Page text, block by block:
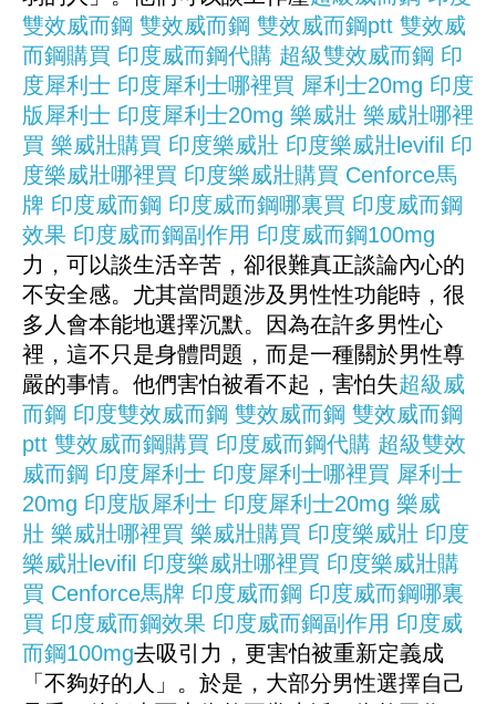
雙效威而鋼 雙效威而鋼 雙效威而鋼ptt 雙效威
而鋼購買 印度威而鋼代購 超級雙效威而鋼 印
度犀利士 印度犀利士哪裡買 犀利士20mg 印度
版犀利士 印度犀利士20mg 樂威壯 樂威壯哪裡
買 樂威壯購買 印度樂威壯 印度樂威壯levifil 印
度樂威壯哪裡買 印度樂威壯購買 Cenforce馬
牌 印度威而鋼 印度威而鋼哪裏買 印度威而鋼
效果 印度威而鋼副作用 印度威而鋼100mg
力，可以談生活辛苦，卻很難真正談論內心的
不安全感。尤其當問題涉及男性性功能時，很
多人會本能地選擇沉默。因為在許多男性心
裡，這不只是身體問題，而是一種關於男性尊
嚴的事情。他們害怕被看不起，害怕失超級威
而鋼 印度雙效威而鋼 雙效威而鋼 雙效威而鋼
ptt 雙效威而鋼購買 印度威而鋼代購 超級雙效
威而鋼 印度犀利士 印度犀利士哪裡買 犀利士
20mg 印度版犀利士 印度犀利士20mg 樂威
壯 樂威壯哪裡買 樂威壯購買 印度樂威壯 印度
樂威壯levifil 印度樂威壯哪裡買 印度樂威壯購
買 Cenforce馬牌 印度威而鋼 印度威而鋼哪裏
買 印度威而鋼效果 印度威而鋼副作用 印度威
而鋼100mg去吸引力，更害怕被重新定義成
「不夠好的人」。於是，大部分男性選擇自己